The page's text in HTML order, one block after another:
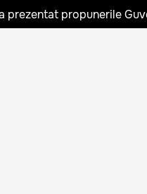
prezentat propunerile